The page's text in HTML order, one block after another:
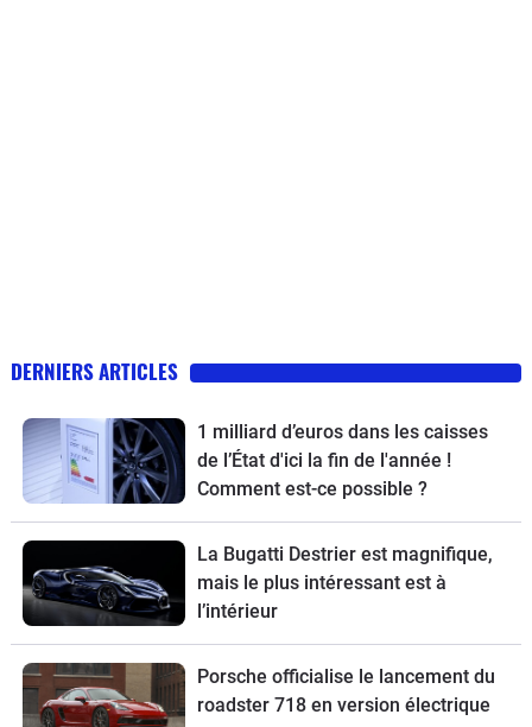
DERNIERS ARTICLES
1 milliard d’euros dans les caisses
de l’État d'ici la fin de l'année !
Comment est-ce possible ?
La Bugatti Destrier est magnifique,
mais le plus intéressant est à
l’intérieur
Porsche officialise le lancement du
roadster 718 en version électrique